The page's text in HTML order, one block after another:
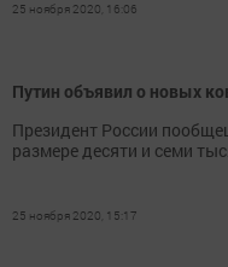
25 ноября 2020, 16:06
Путин объявил о новых
Президент России
размере десяти и семи
25 ноября 2020, 15:17